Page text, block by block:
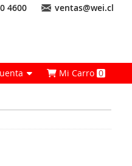
4600 ventas@wei.cl
Mi Carro0